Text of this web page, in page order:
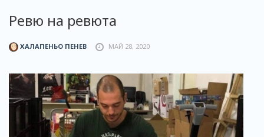
Ревю на ревюта
ХАЛАПЕНЬО ПЕНЕВ МАЙ 28, 2020